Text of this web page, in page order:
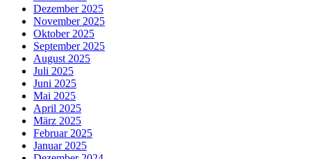
Dezember 2025
November 2025
Oktober 2025
September 2025
August 2025
Juli 2025
Juni 2025
Mai 2025
April 2025
März 2025
Februar 2025
Januar 2025